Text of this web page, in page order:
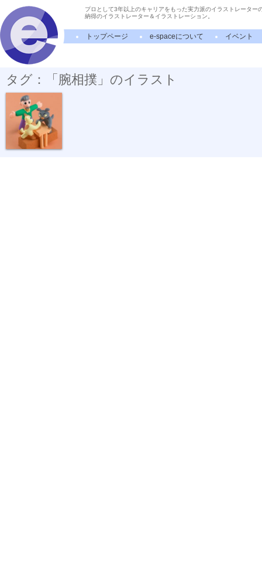
プロとして3年以上のキャリアをもった実力派のイラストレーター
納得のイラストレーター＆イラストレーション。
トップページ e-spaceについて イベント
タグ：「腕相撲」のイラスト
力を競う